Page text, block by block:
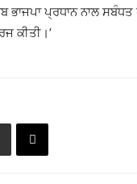
ਭਾਜਪਾ ਪ੍ਰਧਾਨ ਨਾਲ
ਕੀਤੀ।’